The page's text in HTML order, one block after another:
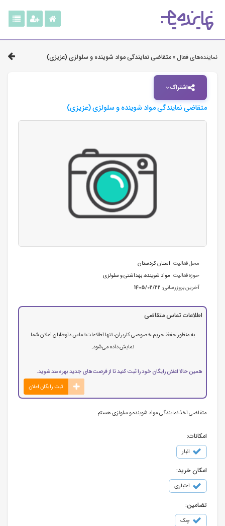
نماینده‌های فعال »متقاضی نمایندگی مواد شوینده و سلولزی (عزیزی)
اشتراک
متقاضی نمایندگی مواد شوینده و سلولزی (عزیزی)
محل فعالیت: استان كردستان
حوزه فعالیت: مواد شوینده، بهداشتی و سلولزی
آخرین بروزرسانی: 1405/02/22
اطلاعات تماس متقاضی
به منظور حفظ حریم خصوصی کاربران، تنها اطلاعات تماس داوطلبان اعلان شما
نمایش داده می‌شود.
همین حالا اعلان رایگان خود را ثبت کنید تا از فرصت‌های جدید بهره‌مند شوید.
ثبت رایگان اعلان
متقاضی اخذ نمایندگی مواد شوینده و سلولزی هستم
امکانات:
انبار
امکان خرید:
اعتباری
تضامین:
چک